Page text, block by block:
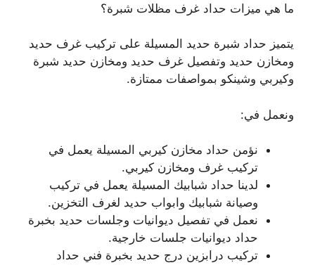
ما هي ميزات حداد غرف مظلات شبرة؟
يتميز حداد شبرة حديد المسيلة على تركيب غرف حديد
ومخازن حديد وتفصيل غرف حديد ومخازن حديد شبرة
وكيربي وشينكو بمواصفات ممتازة.
ونعمل في:
نؤمن حداد مخازن كيربي المسيلة يعمل في
تركيب غرف ومخازن كيربي.
لدينا حداد شبابيك المسيلة يعمل في تركيب
وصيانة شبابيك وابواب حديد لغرف التخزين.
نعمل في تفصيل ديوانيات وجلسات حديد بخبرة
حداد ديوانيات جلسات خارجية.
تركيب درابزين درج حديد بخبرة فني حداد